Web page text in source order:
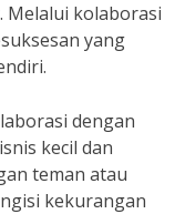
Melalui kolaborasi
yang
dengan
kecil dan
teman atau
kekurangan